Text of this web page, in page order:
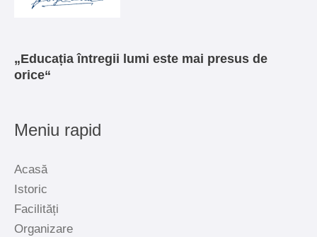
„Educația întregii lumi este mai presus de
orice“
Meniu rapid
Acasă
Istoric
Facilități
Organizare